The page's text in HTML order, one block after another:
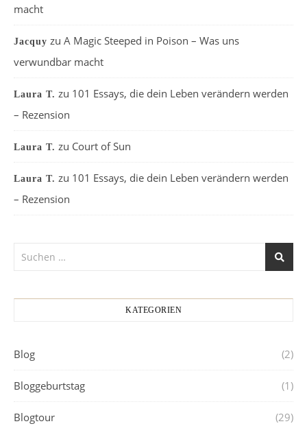
macht
Jacquy zu A Magic Steeped in Poison – Was uns
verwundbar macht
Laura T. zu 101 Essays, die dein Leben verändern werden
– Rezension
Laura T. zu Court of Sun
Laura T. zu 101 Essays, die dein Leben verändern werden
– Rezension
KATEGORIEN
Blog (2)
Bloggeburtstag (1)
Blogtour (29)